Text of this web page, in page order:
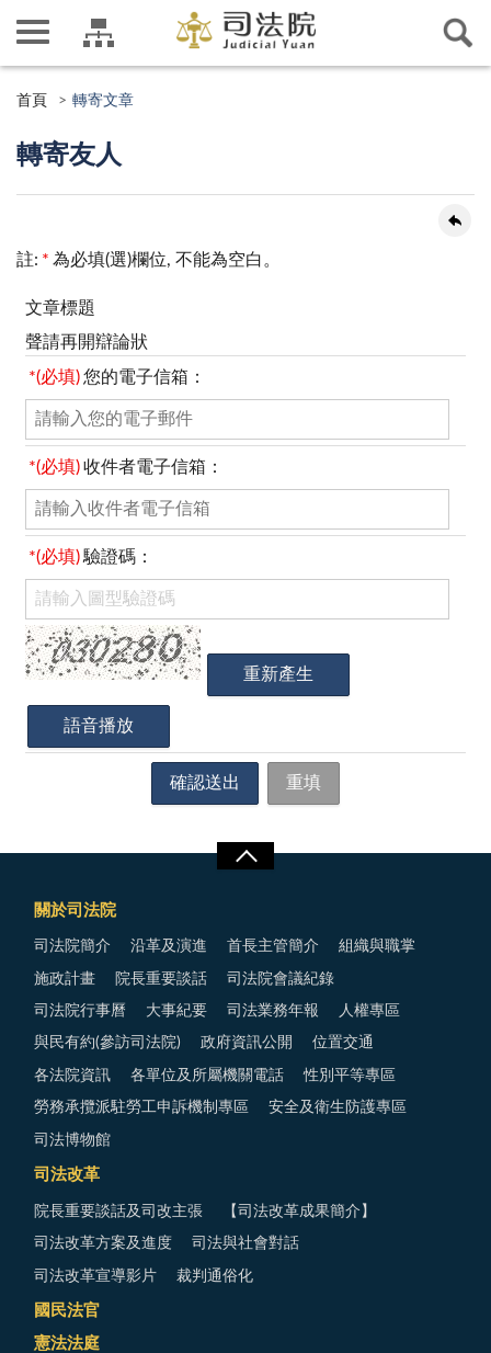
首頁 轉寄文章
轉寄友人
註: * 為必填(選)欄位, 不能為空白。
文章標題
聲請再開辯論狀
*(必填) 您的電子信箱：
*(必填) 收件者電子信箱：
*(必填) 驗證碼：
關於司法院
司法院簡介 沿革及演進 首長主管簡介 組織與職掌
施政計畫 院長重要談話 司法院會議紀錄
司法院行事曆 大事紀要 司法業務年報 人權專區
與民有約(參訪司法院) 政府資訊公開 位置交通
各法院資訊 各單位及所屬機關電話 性別平等專區
勞務承攬派駐勞工申訴機制專區 安全及衛生防護專區
司法博物館
司法改革
院長重要談話及司改主張 【司法改革成果簡介】
司法改革方案及進度 司法與社會對話
司法改革宣導影片 裁判通俗化
國民法官
憲法法庭